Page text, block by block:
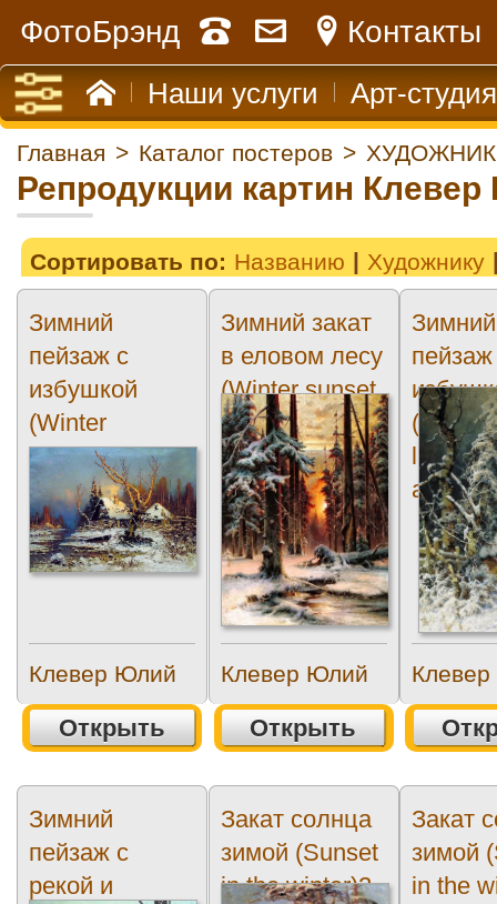
ФотоБрэнд Контакты
Наши услуги Арт-студия
Главная > Каталог постеров >
Репродукции картин
Сортировать по: Названию Художнику
Зимний
пейзаж с
избушкой
(Winter
landscape with
a hut)
Клевер Юлий
Открыть
Зимний закат
в еловом лесу
(Winter sunset
in a spruce
forest)
Клевер Юлий
Открыть
Зимний
пейзаж
(Winter
a hut)2
Зимний
пейзаж с
рекой и
Закат солнца
зимой (Sunset
in the winter)2
Закат
зимой
in the